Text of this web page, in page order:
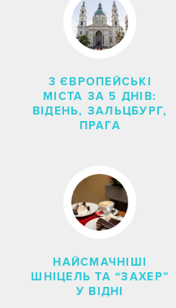
3 ЄВРОПЕЙСЬКІ
МІСТА ЗА 5 ДНІВ:
ВІДЕНЬ, ЗАЛЬЦБУРГ,
ПРАГА
НАЙСМАЧНІШІ
ШНІЦЕЛЬ ТА “ЗАХЕР”
У ВІДНІ